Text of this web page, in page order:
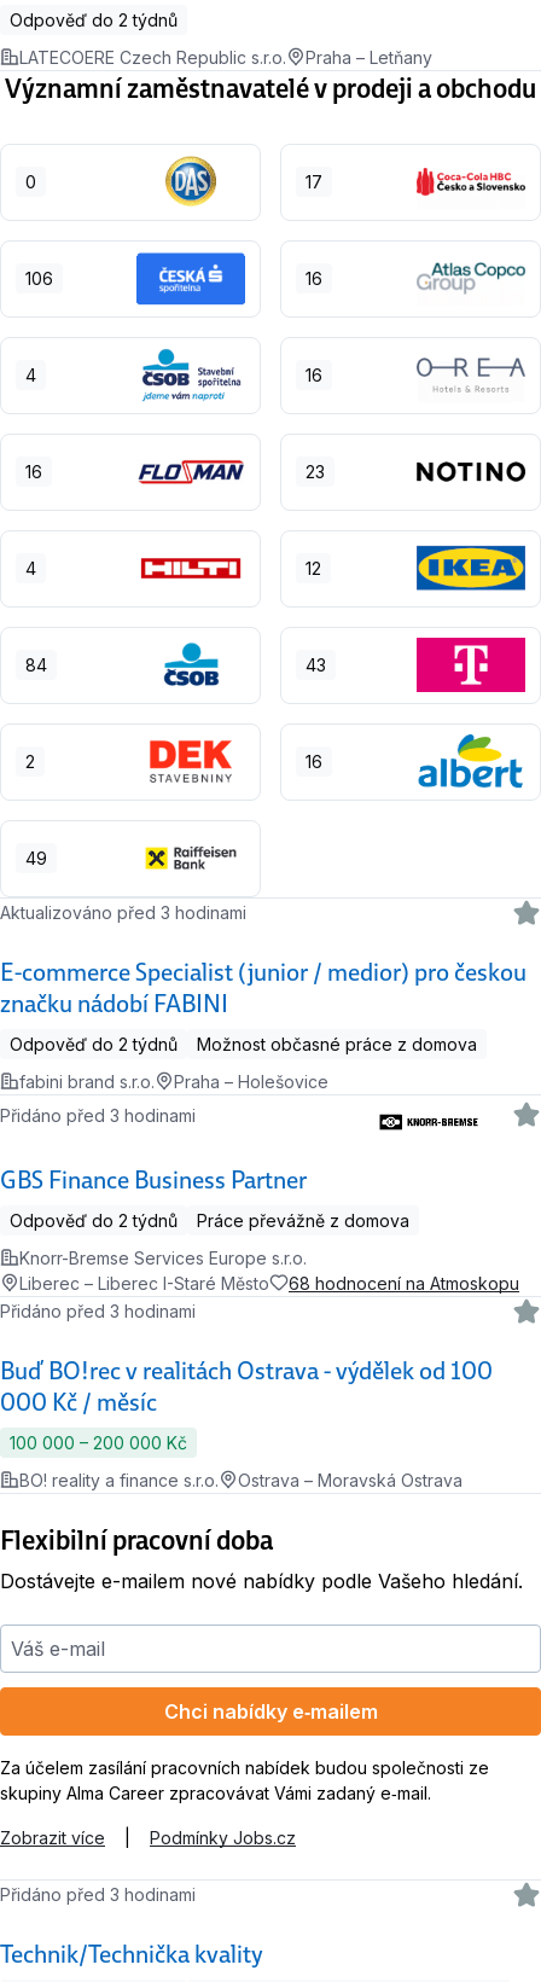
Odpověď do 2 týdnů
LATECOERE Czech Republic s.r.o.
Praha – Letňany
Významní zaměstnavatelé v prodeji a obchodu
0 17
106 16
4 16
16 23
4 12
84 43
2 16
49
E-commerce Specialist (junior / medior) pro českou
značku nádobí FABINI
Aktualizováno před 3 hodinami
Odpověď do 2 týdnů
Možnost občasné práce z domova
fabini brand s.r.o.
Praha – Holešovice
GBS Finance Business Partner
Přidáno před 3 hodinami
Odpověď do 2 týdnů
Práce převážně z domova
Knorr-Bremse Services Europe s.r.o.
Liberec – Liberec I-Staré Město
68 hodnocení na Atmoskopu
Buď BO!rec v realitách Ostrava - výdělek od 100
000 Kč / měsíc
Přidáno před 3 hodinami
100 000 ‍–‍ 200 000 Kč
BO! reality a finance s.r.o.
Ostrava – Moravská Ostrava
Flexibilní pracovní doba
Dostávejte e-mailem nové nabídky podle Vašeho hledání.
Váš e-mail
Chci nabídky e‑mailem
Za účelem zasílání pracovních nabídek budou společnosti ze
skupiny Alma Career zpracovávat Vámi zadaný e‑mail.
Zobrazit více Podmínky Jobs.cz
Technik/Technička kvality
Přidáno před 3 hodinami